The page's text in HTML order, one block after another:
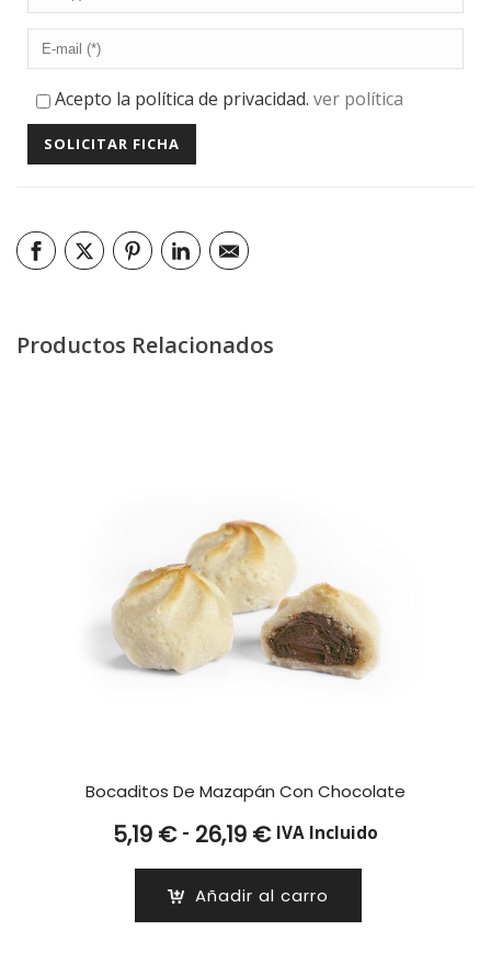
Acepto la política de privacidad. ver política
Productos Relacionados
Bocaditos De Mazapán Con Chocolate
5,19 € - 26,19 €Rango
precios:
desde
IVA Incluido
Añadir al carro